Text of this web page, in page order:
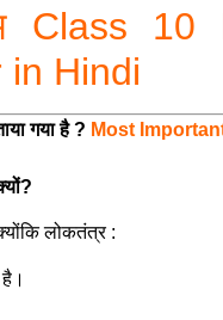
Class
in Hindi
गया है ? Most
लोकतंत्र :